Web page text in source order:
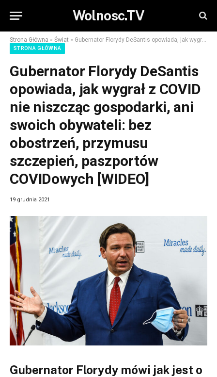
Wolnosc.TV
Strona Główna » Świat » Gubernator Florydy DeSantis opowiada, jak wygrał z COVID nie niszcząc gospodarki, ani swoich obywateli: bez obostrzeń, przymusu szczepień, paszportów COVIDowych [WIDEO]
STRONA GŁÓWNA
Gubernator Florydy DeSantis
opowiada, jak wygrał z COVID
nie niszcząc gospodarki, ani
swoich obywateli: bez
obostrzeń, przymusu
szczepień, paszportów
COVIDowych [WIDEO]
19 grudnia 2021
Gubernator Florydy mówi jak jest o